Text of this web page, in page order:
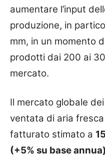
aumentare l’input
produzione, in
mm, in un momento
prodotti dai 200 ai
mercato.
Il mercato globale
ventata di aria
fatturato stimato a
(+5% su base annua)